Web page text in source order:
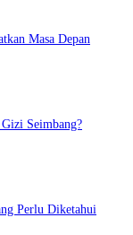
Masa Depan
Seimbang?
Perlu Diketahui